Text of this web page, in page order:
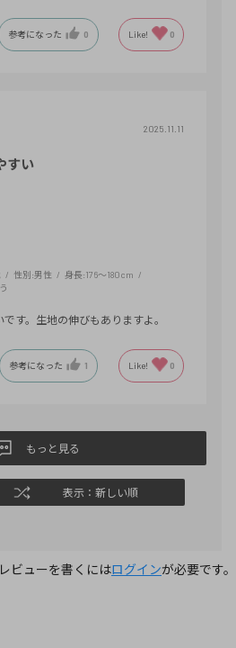
参考になった 0 Like! 0
2025.11.11
すい
性別:男性 身長:176～180cm
す。生地の伸びもありますよ。
参考になった 1 Like! 0
もっと見る
表示：新しい順
ビューを書くにはログインが必要です。